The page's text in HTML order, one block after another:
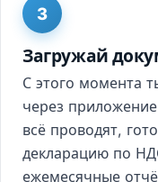
3
Загружай
С этого момента
через
всё проводят,
декларацию по
ежемесячные